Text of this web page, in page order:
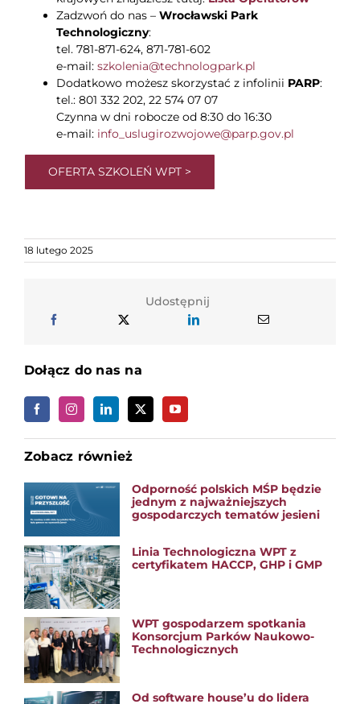
Zadzwoń do nas – Wrocławski Park
Technologiczny:
tel. 781-871-624, 871-781-602
e-mail: szkolenia@technologpark.pl
Dodatkowo możesz skorzystać z infolinii PARP:
tel.: 801 332 202, 22 574 07 07
Czynna w dni robocze od 8:30 do 16:30
e-mail: info_uslugirozwojowe@parp.gov.pl
OFERTA SZKOLEŃ WPT >
18 lutego 2025
Udostępnij
Dołącz do nas na
Zobacz również
Odporność polskich MŚP będzie
jednym z najważniejszych
gospodarczych tematów jesieni
Linia Technologiczna WPT z
certyfikatem HACCP, GHP i GMP
WPT gospodarzem spotkania
Konsorcjum Parków Naukowo-
Technologicznych
Od software house’u do lidera